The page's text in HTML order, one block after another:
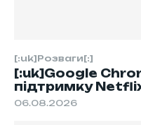
[:uk]Розваги[:]
[:uk]Google
підтримку
06.08.2026